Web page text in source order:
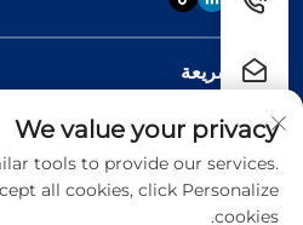
روابط سريعة
منتجات
اتصل بنا
We value your privacy
tools to provide our services.
all cookies, click Personalize
cookies.